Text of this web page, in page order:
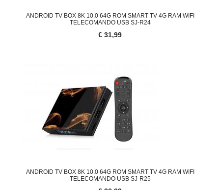
ANDROID TV BOX 8K 10.0 64G ROM SMART TV 4G RAM WIFI
TELECOMANDO USB SJ-R24
€ 31,99
ANDROID TV BOX 8K 10.0 64G ROM SMART TV 4G RAM WIFI
TELECOMANDO USB SJ-R25